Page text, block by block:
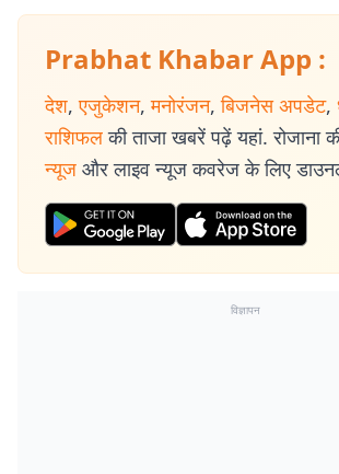
Prabhat Khabar App :
देश, एजुकेशन, मनोरंजन, बिजनेस अपडेट,
राशिफल की ताजा खबरें पढ़ें यहां. रोजाना
न्यूज और लाइव न्यूज कवरेज के लिए
विज्ञापन